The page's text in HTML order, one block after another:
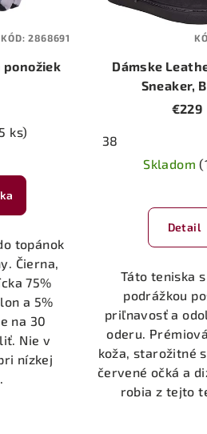
ponožiek
ks)
topánok
Čierna,
75%
a 5%
na 30
Nie v
nízkej
KÓD:2868691
Dámske
Sneaker,
€229
38
Skladom
Detail
Táto teniska
podrážkou
priľnavosť a
oderu.
koža, starožitné
červené očká a
robia z tejto